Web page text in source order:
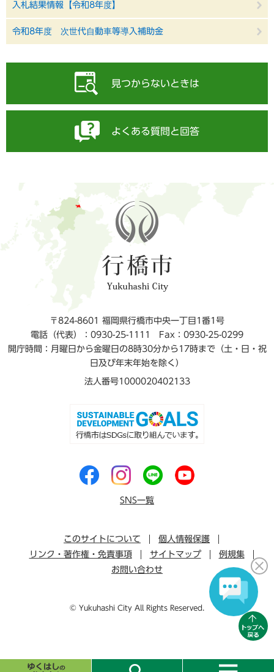
入札結果情報【令和8年度】
令和8年度 次世代自動車等導入補助金
見つからないときは
よくある質問と回答
〒824-8601 福岡県行橋市中央一丁目1番1号
電話（代表）：0930-25-1111
Fax：0930-25-0299
開庁時間：月曜日から金曜日の8時30分から17時まで（土・日・祝
日及び年末年始を除く）
法人番号1000020402133
SNS一覧
このサイトについて
個人情報保護
リンク・著作権・免責事項
サイトマップ
例規集
お問い合わせ
© Yukuhashi City All Rights Reserved.